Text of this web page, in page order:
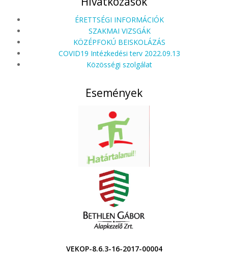
ÉRETTSÉGI INFORMÁCIÓK
SZAKMAI VIZSGÁK
KÖZÉPFOKÚ BEISKOLÁZÁS
COVID19 Intézkedési terv 2022.09.13
Közösségi szolgálat
Események
VEKOP-8.6.3-16-2017-00004